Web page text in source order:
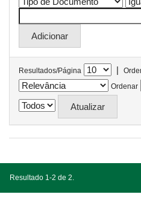
Resultados/Página |
Ordenar
Resultado 1-2 de 2.